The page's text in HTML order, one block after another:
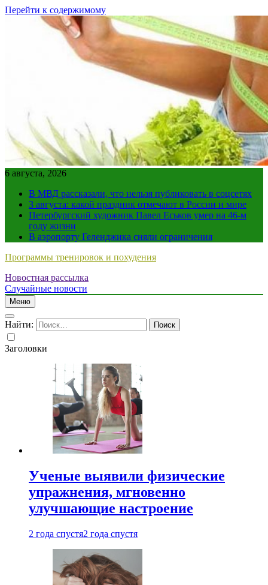
Перейти к содержимому
6 августа, 2026
В МВД рассказали, что нельзя публиковать в соцсетях
3 августа: какой праздник отмечают в России и мире
Петербургский художник Павел Еськов умер на 46-м
году жизни
В аэропорту Геленджика сняли ограничения
Программы тренировок и похудения
Новостная рассылка
Случайные новости
Меню
Найти:
Заголовки
Ученые выявили физические
упражнения, мгновенно
улучшающие настроение
2 года спустя2 года спустя